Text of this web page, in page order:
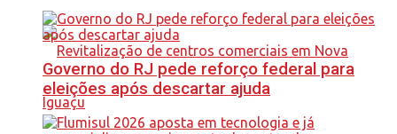
Governo do RJ pede reforço federal para
eleições após descartar ajuda